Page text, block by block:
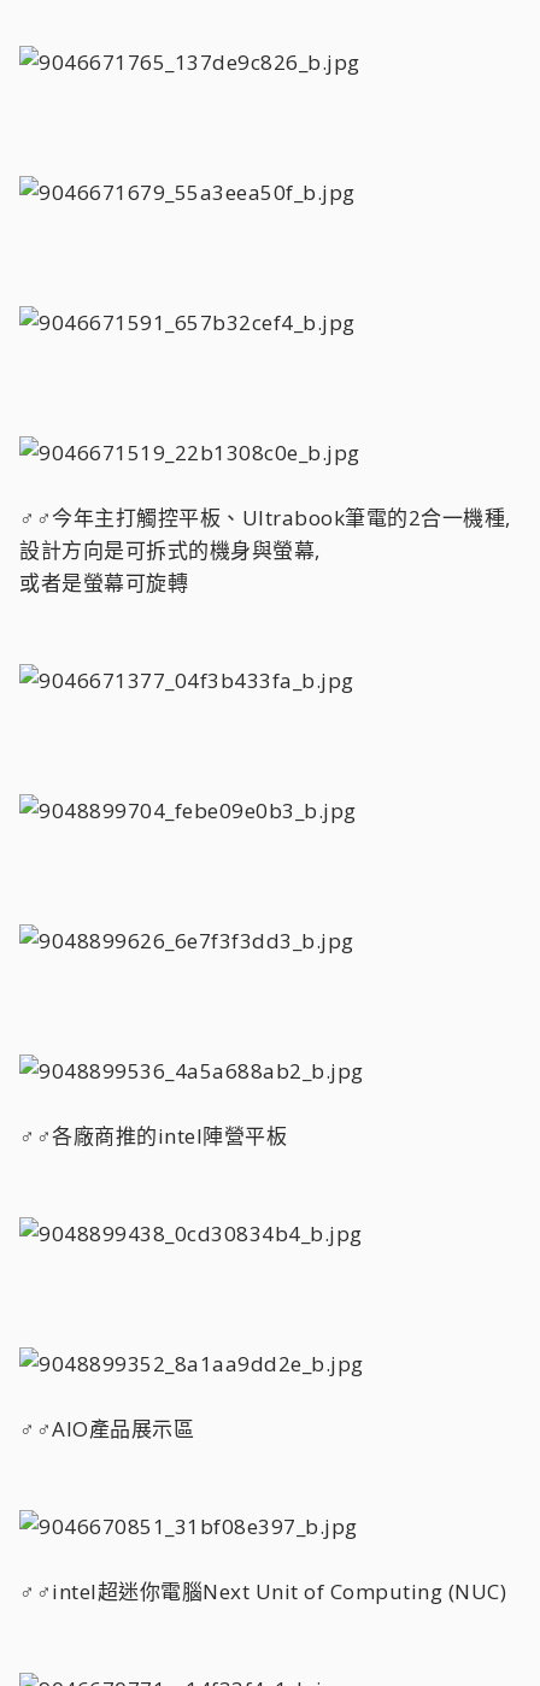
♂♂今年主打觸控平板、Ultrabook筆電的2合一機種,
設計方向是可拆式的機身與螢幕,
或者是螢幕可旋轉
♂♂各廠商推的intel陣營平板
♂♂AIO產品展示區
♂♂intel超迷你電腦Next Unit of Computing (NUC)